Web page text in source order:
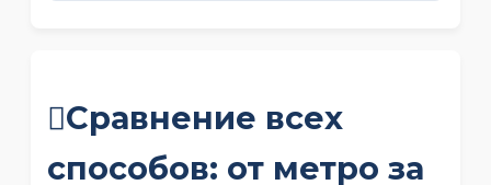
Сравнение всех
способов: от метро за